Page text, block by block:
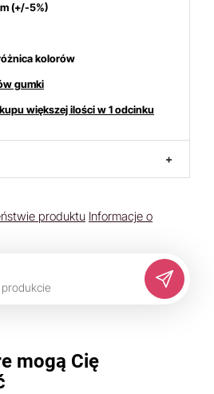
(+/-5%)
kolorów
gumki
większej ilości w 1 odcinku
+
produktu Informacje o
produkcie
mogą Cię